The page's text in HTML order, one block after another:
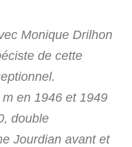
Monique Drilhon
de cette
en 1946 et 1949
double
Jourdian avant et